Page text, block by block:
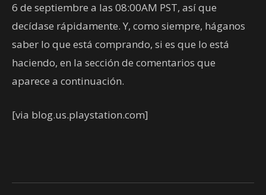
6 de septiembre a las 08:00AM PST, así que
decídase rápidamente. Y, como siempre, háganos
saber lo que está comprando, si es que lo está
haciendo, en la sección de comentarios que
aparece a continuación.
[via blog.us.playstation.com]